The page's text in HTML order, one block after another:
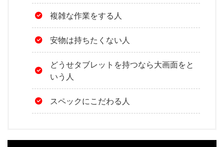
複雑な作業をする人
安物は持ちたくない人
どうせタブレットを持つなら大画面をと
いう人
スペックにこだわる人